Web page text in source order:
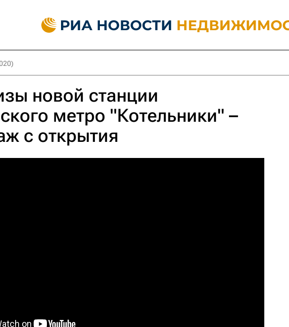
новой станции
метро "Котельники" –
с открытия